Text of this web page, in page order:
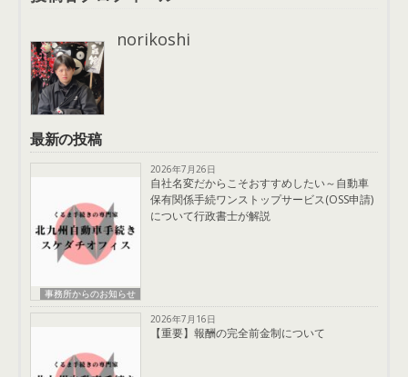
norikoshi
最新の投稿
事務所からのお知らせ
2026年7月26日
自社名変だからこそおすすめしたい～自動車
保有関係手続ワンストップサービス(OSS申請)
について行政書士が解説
2026年7月16日
【重要】報酬の完全前金制について